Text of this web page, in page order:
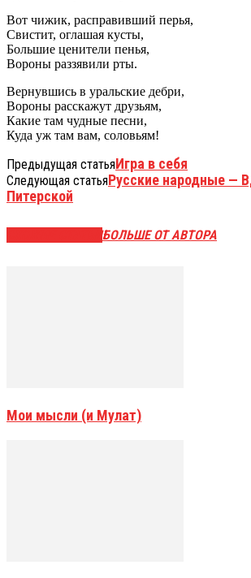
Вот чижик, расправивший перья,
Свистит, оглашая кусты,
Большие ценители пенья,
Вороны раззявили рты.
Вернувшись в уральские дебри,
Вороны расскажут друзьям,
Какие там чудные песни,
Куда уж там вам, соловьям!
Предыдущая статьяИгра в себя
Следующая статьяРусские народные —
Питерской
БОЛЬШЕ ОТ АВТОРА
Мои мысли (и Мулат)